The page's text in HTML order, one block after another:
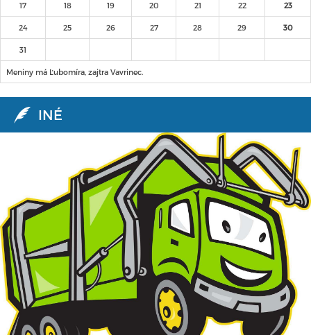
17 18 19 20 21 22 23
24 25 26 27 28 29 30
31
Meniny má Ľubomíra, zajtra Vavrinec.
INÉ